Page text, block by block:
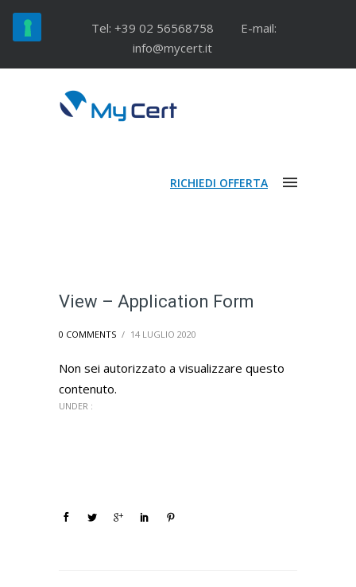
Tel: +39 02 56568758
E-mail:
info@mycert.it
RICHIEDI OFFERTA
View – Application Form
0 COMMENTS / 14 LUGLIO 2020
Non sei autorizzato a visualizzare questo
contenuto.
UNDER :